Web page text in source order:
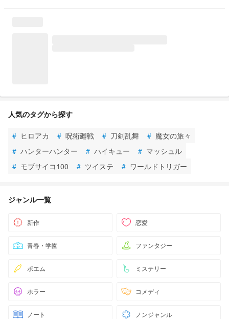
人気のタグから探す
# ヒロアカ # 呪術廻戦 # 刀剣乱舞 # 魔女の旅々
# ハンターハンター # ハイキュー # マッシュル
# モブサイコ100 # ツイステ # ワールドトリガー
ジャンル一覧
新作 恋愛
青春・学園 ファンタジー
ポエム ミステリー
ホラー コメディ
ノート ノンジャンル